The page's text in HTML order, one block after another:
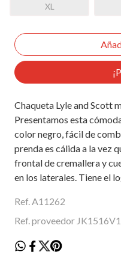
XL
Chaqueta Lyle and Scott
Presentamos esta
color negro, fácil de
prenda es cálida a la vez
frontal de cremallera y
en los laterales. Tiene el
Ref. A11262
Ref. proveedor JK1516V1